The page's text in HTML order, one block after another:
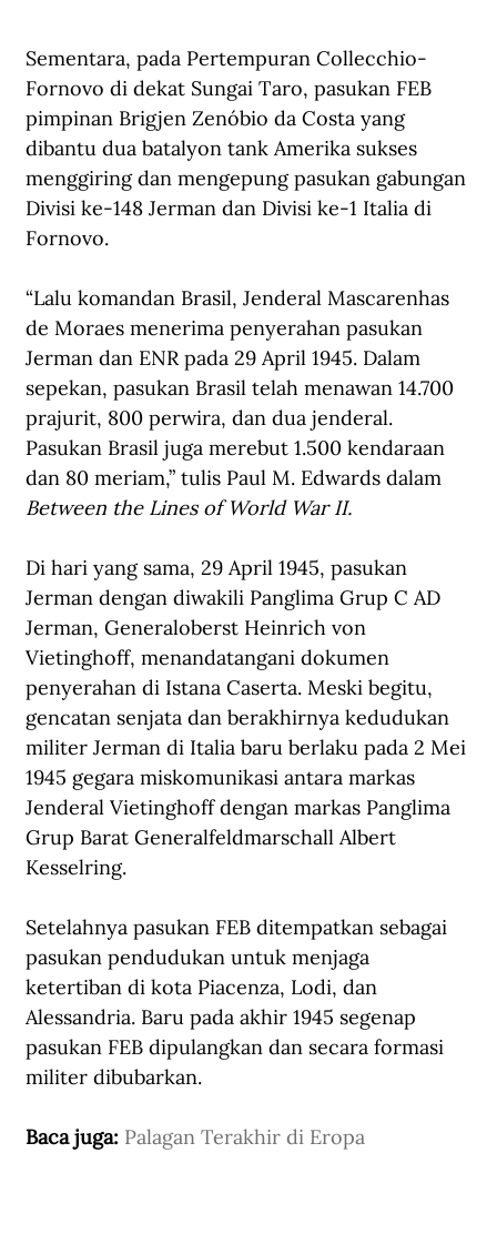
Sementara, pada Pertempuran Collecchio-
Fornovo di dekat Sungai Taro, pasukan FEB
pimpinan Brigjen Zenóbio da Costa yang
dibantu dua batalyon tank Amerika sukses
menggiring dan mengepung pasukan gabungan
Divisi ke-148 Jerman dan Divisi ke-1 Italia di
Fornovo.
“Lalu komandan Brasil, Jenderal Mascarenhas
de Moraes menerima penyerahan pasukan
Jerman dan ENR pada 29 April 1945. Dalam
sepekan, pasukan Brasil telah menawan 14.700
prajurit, 800 perwira, dan dua jenderal.
Pasukan Brasil juga merebut 1.500 kendaraan
dan 80 meriam,” tulis Paul M. Edwards dalam
Between the Lines of World War II.
Di hari yang sama, 29 April 1945, pasukan
Jerman dengan diwakili Panglima Grup C AD
Jerman, Generaloberst Heinrich von
Vietinghoff, menandatangani dokumen
penyerahan di Istana Caserta. Meski begitu,
gencatan senjata dan berakhirnya kedudukan
militer Jerman di Italia baru berlaku pada 2 Mei
1945 gegara miskomunikasi antara markas
Jenderal Vietinghoff dengan markas Panglima
Grup Barat Generalfeldmarschall Albert
Kesselring.
Setelahnya pasukan FEB ditempatkan sebagai
pasukan pendudukan untuk menjaga
ketertiban di kota Piacenza, Lodi, dan
Alessandria. Baru pada akhir 1945 segenap
pasukan FEB dipulangkan dan secara formasi
militer dibubarkan.
Baca juga: Palagan Terakhir di Eropa